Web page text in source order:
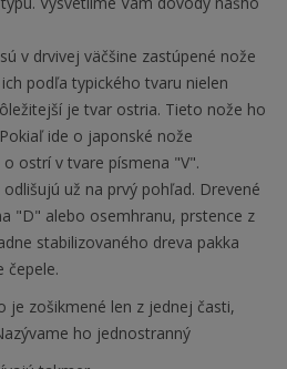
v drvivej väčšine zastúpené nože
podľa typického tvaru nielen
je tvar ostria. Tieto nože ho
ide o japonské nože
ostrí v tvare písmena "V".
už na prvý pohľad. Drevené
"D" alebo osemhranu, prstence z
stabilizovaného dreva pakka
čepele.
je zošikmené len z jednej časti,
ho jednostranný